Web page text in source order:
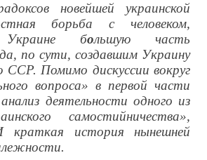
новейшей украинской
борьба с человеком,
Украине большую часть
по сути, создавшим Украину
ССР. Помимо дискуссии вокруг
вопроса» в первой части
деятельности одного из
самостийничества»,
краткая история нынешней